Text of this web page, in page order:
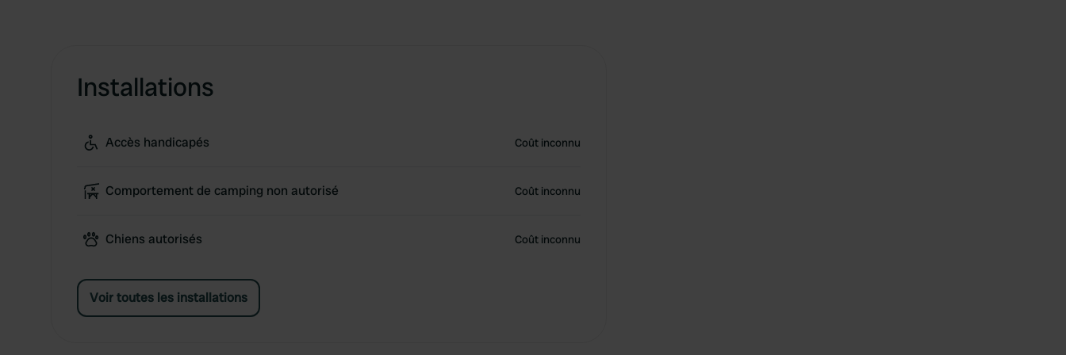
Installations
Accès handicapés Coût inconnu
Comportement de camping non autorisé Coût inconnu
Chiens autorisés Coût inconnu
Voir toutes les installations